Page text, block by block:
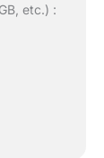
etc.) :